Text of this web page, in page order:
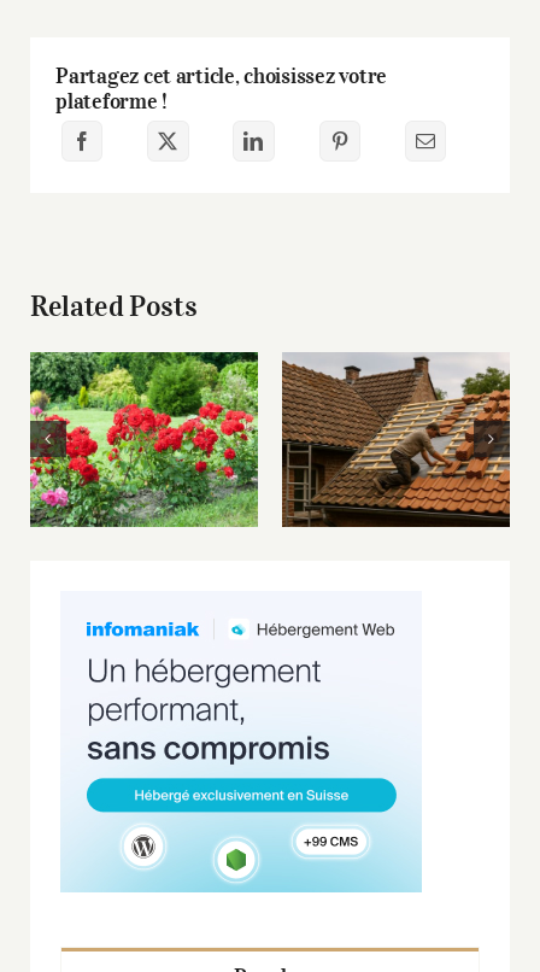
Partagez cet article, choisissez votre
plateforme !
Related Posts
Rosiers buissons,
grimpants ou tiges
: comment faire le
bon choix ?
Nos astuces pour
rénover une toiture
ancienne à
Rixensart !